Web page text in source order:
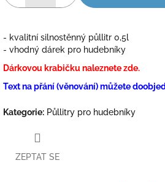
- kvalitní silnostěnný půllitr 0,5l
- vhodný dárek pro hudebníky
Dárkovou krabičku naleznete zde.
Text na přání (věnování) můžete
Kategorie: Půllitry pro hudebníky
ZEPTAT SE